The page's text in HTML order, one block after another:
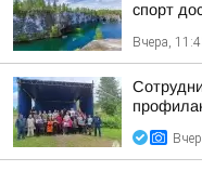
спорт
Вчера,